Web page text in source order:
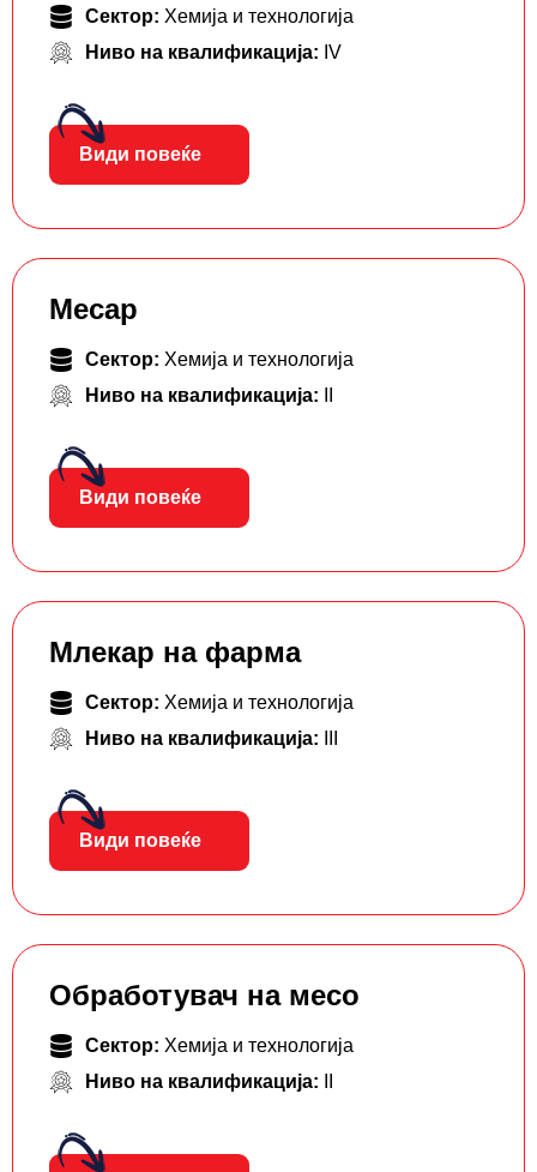
Сектор: Хемија и технологија
Ниво на квалификација: IV
Види повеќе
Месар
Сектор: Хемија и технологија
Ниво на квалификација:
Види повеќе
Млекар на фарма
Сектор: Хемија и технологија
Ниво на квалификација:
Види повеќе
Обработувач на месо
Сектор: Хемија и технологија
Ниво на квалификација: